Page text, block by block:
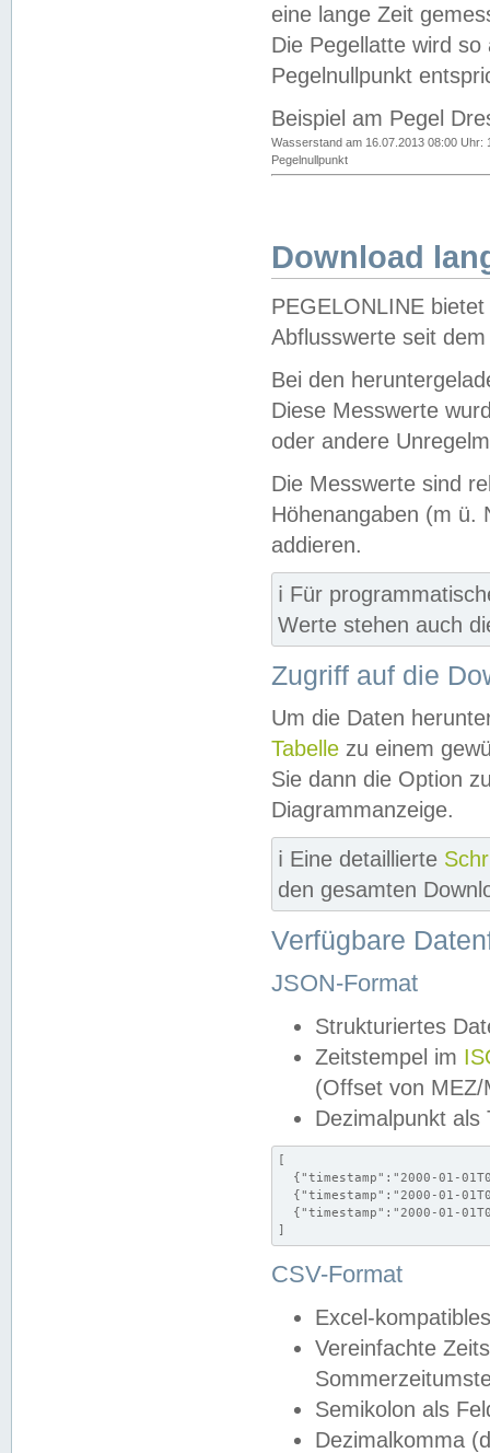
eine lange Zeit
Die Pegellatte wird
Pegelnullpunkt
Beispiel am Pegel
Wasserstand am 16.07.2013 08:00 Uhr:
Pegelnullpunkt
Download
PEGELONLINE
Abflusswerte seit
Bei den
Diese Messwerte
oder andere
Die Messwerte sind
Höhenangaben (m ü.
addieren.
ℹ️ Für
Werte stehen auch
Zugriff auf die
Um die Daten
Tabelle zu einem
Sie dann die Option
Diagrammanzeige.
ℹ️ Eine detaillierte
den gesamten
Verfügbare
JSON-Format
Strukturiertes
Zeitstempel im
(Offset von MEZ/
Dezimalpunkt als
[
{"timestamp":"2000-01-
{"timestamp":"2000-01-
{"timestamp":"2000-01-
]
CSV-Format
Excel-
Vereinfachte
Semikolon als
Dezimalkomma